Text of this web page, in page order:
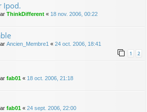
Ipod.
ThinkDifferent « 18 nov. 2006, 00:22
Ancien_Membre1 « 24 oct. 2006, 18:41
1 2
fab01 « 18 oct. 2006, 21:18
fab01 « 24 sept. 2006, 22:00